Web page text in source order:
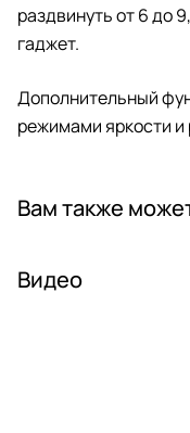
раздвинуть от 6 до
гаджет.
Дополнительный
режимами яркости
Вам также
Видео